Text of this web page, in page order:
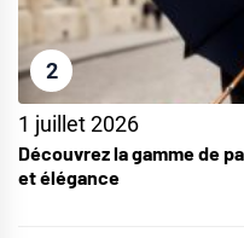
2
1 juillet 2026
Découvrez la gamme de
et élégance